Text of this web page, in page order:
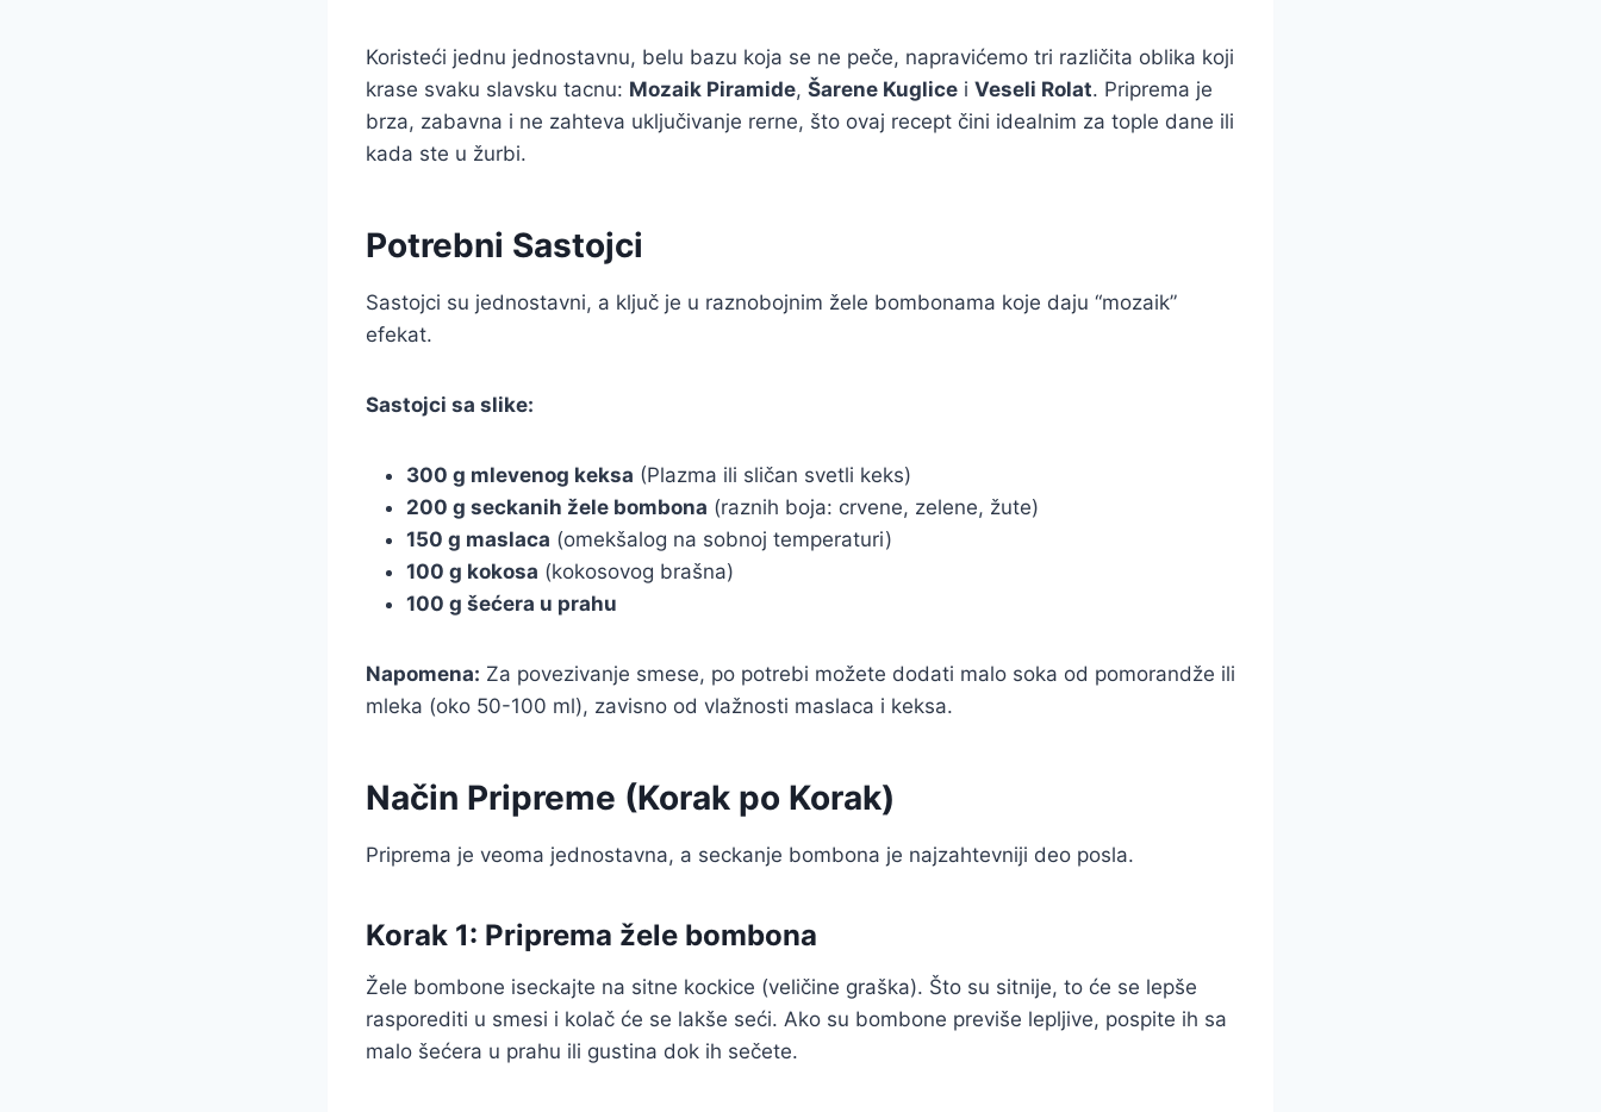
Koristeći jednu jednostavnu, belu bazu koja se ne peče, napravićemo tri različita oblika koji
krase svaku slavsku tacnu: Mozaik Piramide, Šarene Kuglice i Veseli Rolat. Priprema je
brza, zabavna i ne zahteva uključivanje rerne, što ovaj recept čini idealnim za tople dane ili
kada ste u žurbi.
Potrebni Sastojci
Sastojci su jednostavni, a ključ je u raznobojnim žele bombonama koje daju “mozaik”
efekat.
Sastojci sa slike:
300 g mlevenog keksa (Plazma ili sličan svetli keks)
200 g seckanih žele bombona (raznih boja: crvene, zelene, žute)
150 g maslaca (omekšalog na sobnoj temperaturi)
100 g kokosa (kokosovog brašna)
100 g šećera u prahu
Napomena: Za povezivanje smese, po potrebi možete dodati malo soka od pomorandže ili
mleka (oko 50-100 ml), zavisno od vlažnosti maslaca i keksa.
Način Pripreme (Korak po Korak)
Priprema je veoma jednostavna, a seckanje bombona je najzahtevniji deo posla.
Korak 1: Priprema žele bombona
Žele bombone iseckajte na sitne kockice (veličine graška). Što su sitnije, to će se lepše
rasporediti u smesi i kolač će se lakše seći. Ako su bombone previše lepljive, pospite ih sa
malo šećera u prahu ili gustina dok ih sečete.